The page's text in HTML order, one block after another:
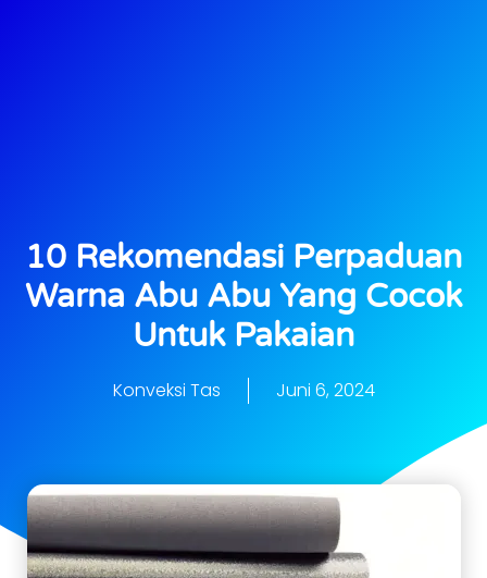
10 Rekomendasi Perpaduan
Warna Abu Abu Yang Cocok
Untuk Pakaian
Konveksi Tas Juni 6, 2024